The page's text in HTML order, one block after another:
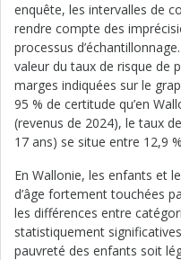
enquête, les intervalles de
rendre compte des
processus
valeur du taux de risque de
marges indiquées sur le
95 % de certitude qu’en
(revenus de 2024), le taux
17 ans) se situe entre 12,9
En Wallonie, les enfants et
d’âge fortement touchées
les différences entre
statistiquement
pauvreté des enfants soit